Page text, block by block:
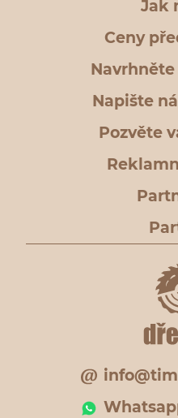
Jak
Ceny
Napište
Pozvěte